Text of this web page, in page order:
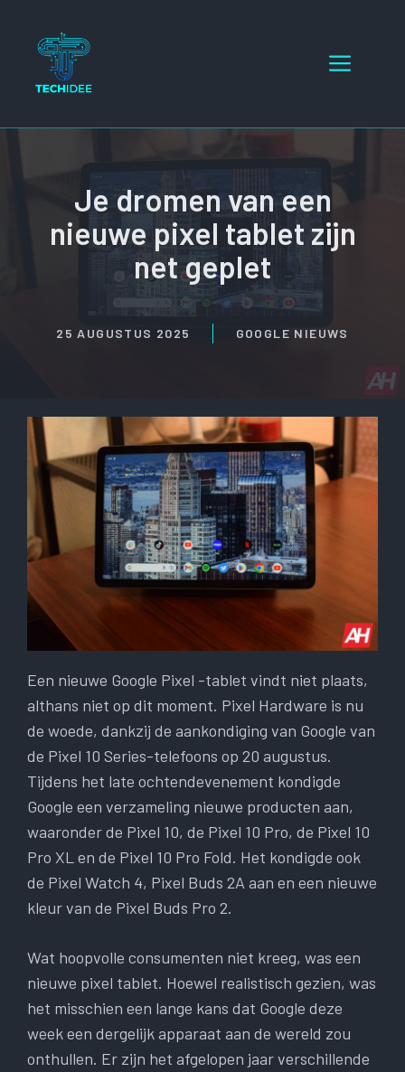
inhoud
Menu
Je dromen van een
nieuwe pixel tablet zijn
net geplet
25 AUGUSTUS 2025 GOOGLE NIEUWS
Een nieuwe Google Pixel -tablet vindt niet plaats,
althans niet op dit moment. Pixel Hardware is nu
de woede, dankzij de aankondiging van Google van
de Pixel 10 Series-telefoons op 20 augustus.
Tijdens het late ochtendevenement kondigde
Google een verzameling nieuwe producten aan,
waaronder de Pixel 10, de Pixel 10 Pro, de Pixel 10
Pro XL en de Pixel 10 Pro Fold. Het kondigde ook
de Pixel Watch 4, Pixel Buds 2A aan en een nieuwe
kleur van de Pixel Buds Pro 2.
Wat hoopvolle consumenten niet kreeg, was een
nieuwe pixel tablet. Hoewel realistisch gezien, was
het misschien een lange kans dat Google deze
week een dergelijk apparaat aan de wereld zou
onthullen. Er zijn het afgelopen jaar verschillende